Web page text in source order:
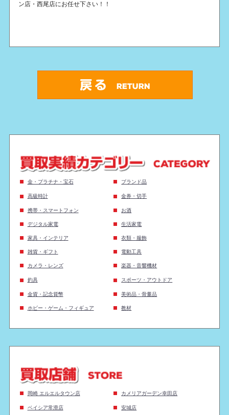
ン店・西尾店にお任せ下さい！！
金・プラチナ・宝石 ブランド品
高級時計 金券・切手
携帯・スマートフォン お酒
デジタル家電 生活家電
家具・インテリア 衣類・服飾
雑貨・ギフト 電動工具
カメラ・レンズ 楽器・音響機材
釣具 スポーツ・アウトドア
金貨・記念貨幣 美術品・骨董品
ホビー・ゲーム・フィギュア 教材
岡崎 エルエルタウン店 カメリアガーデン幸田店
ベイシア常滑店 安城店